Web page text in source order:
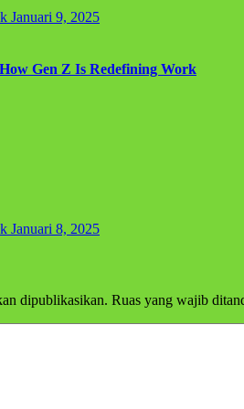
Januari 9, 2025
Gen Z Is Redefining Work
Januari 8, 2025
dipublikasikan. Ruas yang wajib